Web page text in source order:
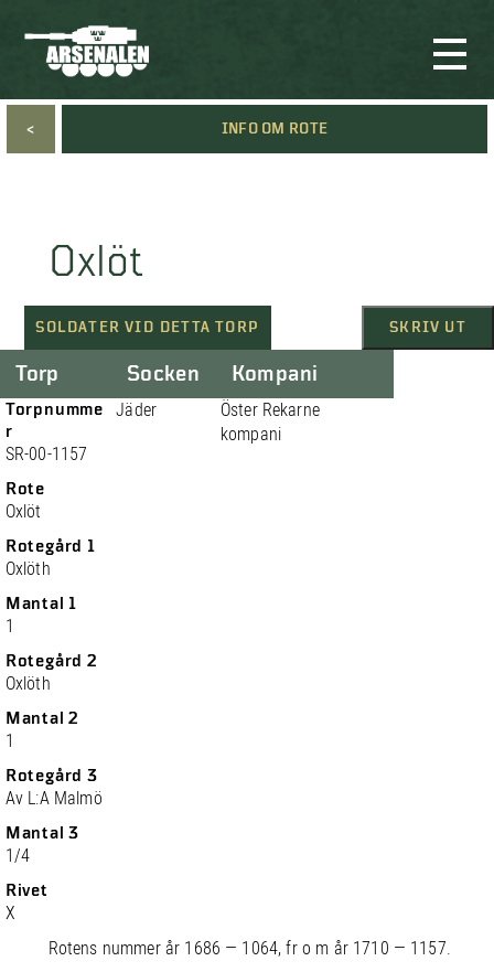
< INFO OM ROTE
Oxlöt
SOLDATER VID DETTA TORP SKRIV UT
Torp
Torpnumme
r
SR-00-1157
Rote
Oxlöt
Rotegård 1
Oxlöth
Mantal 1
1
Rotegård 2
Oxlöth
Mantal 2
1
Rotegård 3
Av L:A Malmö
Mantal 3
1/4
Rivet
X
Socken
Jäder
Kompani
Öster Rekarne
kompani
Rotens nummer år 1686 — 1064, fr o m år 1710 — 1157.